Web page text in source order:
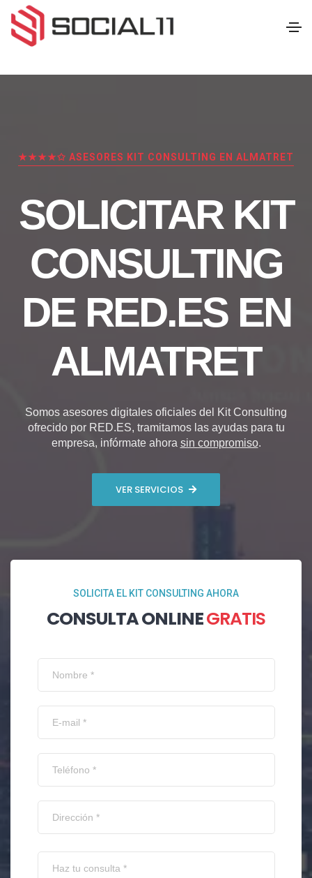
★★★★✩ ASESORES KIT CONSULTING EN ALMATRET
SOLICITAR KIT
CONSULTING
DE RED.ES EN
ALMATRET
Somos asesores digitales oficiales del Kit Consulting
ofrecido por RED.ES, tramitamos las ayudas para tu
empresa, infórmate ahora sin compromiso.
VER SERVICIOS
SOLICITA EL KIT CONSULTING AHORA
CONSULTA ONLINEGRATIS